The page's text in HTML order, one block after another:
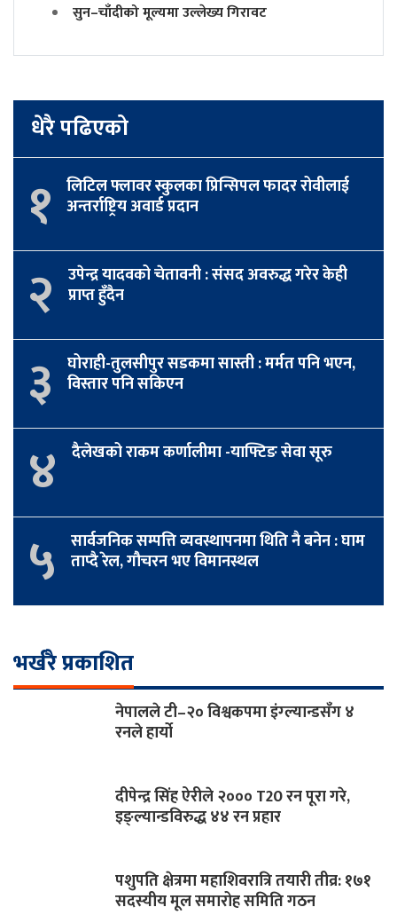
सुन–चाँदीको मूल्यमा उल्लेख्य गिरावट
धेरै पढिएको
१ लिटिल फ्लावर स्कुलका प्रिन्सिपल फादर रोवीलाई
अन्तर्राष्ट्रिय अवार्ड प्रदान
२ उपेन्द्र यादवको चेतावनी : संसद अवरुद्ध गरेर केही
प्राप्त हुँदैन
३ घोराही-तुलसीपुर सडकमा सास्ती : मर्मत पनि भएन,
विस्तार पनि सकिएन
४ दैलेखको राकम कर्णालीमा -याफ्टिङ सेवा सूरु
५ सार्वजनिक सम्पत्ति व्यवस्थापनमा थिति नै बनेन : घाम
ताप्दै रेल, गौचरन भए विमानस्थल
भर्खरै प्रकाशित
नेपालले टी–२० विश्वकपमा इंग्ल्यान्डसँग ४
रनले हार्यो
दीपेन्द्र सिंह ऐरीले २००० T20 रन पूरा गरे,
इङ्ल्यान्डविरुद्ध ४४ रन प्रहार
पशुपति क्षेत्रमा महाशिवरात्रि तयारी तीव्र: १७१
सदस्यीय मूल समारोह समिति गठन